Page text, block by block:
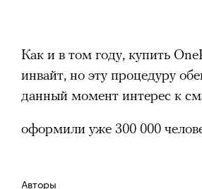
Как и в том году, купить
инвайт, но эту процедуру
данный момент интерес к
оформили уже 300 000
Авторы
© JUNE FILMS
несчастных случаев в горах
Shimbun классифицирует их
вести»). На Эвересте в 2024
сообщества стал октябрь